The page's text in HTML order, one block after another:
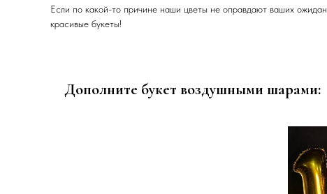
Если по какой-то причине наши цветы не оправдают ваших
красивые букеты!
Дополните букет воздушными шарами: